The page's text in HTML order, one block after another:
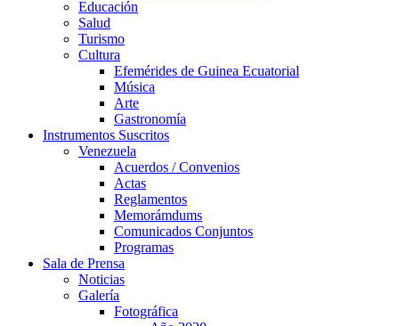
Educación
Salud
Turismo
Cultura
Efemérides de Guinea Ecuatorial
Música
Arte
Gastronomía
Instrumentos Suscritos
Venezuela
Acuerdos / Convenios
Actas
Reglamentos
Memorámdums
Comunicados Conjuntos
Programas
Sala de Prensa
Noticias
Galería
Fotográfica